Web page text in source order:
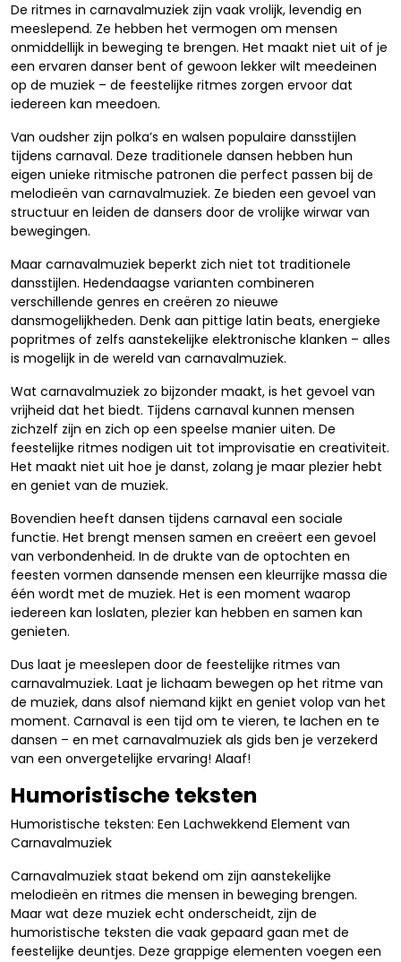
De ritmes in carnavalmuziek zijn vaak vrolijk, levendig en
meeslepend. Ze hebben het vermogen om mensen
onmiddellijk in beweging te brengen. Het maakt niet uit of je
een ervaren danser bent of gewoon lekker wilt meedeinen
op de muziek – de feestelijke ritmes zorgen ervoor dat
iedereen kan meedoen.
Van oudsher zijn polka’s en walsen populaire dansstijlen
tijdens carnaval. Deze traditionele dansen hebben hun
eigen unieke ritmische patronen die perfect passen bij de
melodieën van carnavalmuziek. Ze bieden een gevoel van
structuur en leiden de dansers door de vrolijke wirwar van
bewegingen.
Maar carnavalmuziek beperkt zich niet tot traditionele
dansstijlen. Hedendaagse varianten combineren
verschillende genres en creëren zo nieuwe
dansmogelijkheden. Denk aan pittige latin beats, energieke
popritmes of zelfs aanstekelijke elektronische klanken – alles
is mogelijk in de wereld van carnavalmuziek.
Wat carnavalmuziek zo bijzonder maakt, is het gevoel van
vrijheid dat het biedt. Tijdens carnaval kunnen mensen
zichzelf zijn en zich op een speelse manier uiten. De
feestelijke ritmes nodigen uit tot improvisatie en creativiteit.
Het maakt niet uit hoe je danst, zolang je maar plezier hebt
en geniet van de muziek.
Bovendien heeft dansen tijdens carnaval een sociale
functie. Het brengt mensen samen en creëert een gevoel
van verbondenheid. In de drukte van de optochten en
feesten vormen dansende mensen een kleurrijke massa die
één wordt met de muziek. Het is een moment waarop
iedereen kan loslaten, plezier kan hebben en samen kan
genieten.
Dus laat je meeslepen door de feestelijke ritmes van
carnavalmuziek. Laat je lichaam bewegen op het ritme van
de muziek, dans alsof niemand kijkt en geniet volop van het
moment. Carnaval is een tijd om te vieren, te lachen en te
dansen – en met carnavalmuziek als gids ben je verzekerd
van een onvergetelijke ervaring! Alaaf!
Humoristische teksten
Humoristische teksten: Een Lachwekkend Element van
Carnavalmuziek
Carnavalmuziek staat bekend om zijn aanstekelijke
melodieën en ritmes die mensen in beweging brengen.
Maar wat deze muziek echt onderscheidt, zijn de
humoristische teksten die vaak gepaard gaan met de
feestelijke deuntjes. Deze grappige elementen voegen een